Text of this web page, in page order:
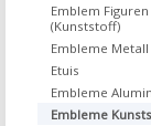
Emblem Figuren
(Kunststoff)
Embleme
Etuis
Embleme
Embleme